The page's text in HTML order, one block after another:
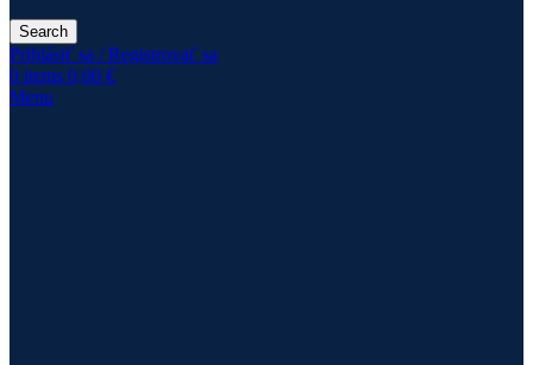
Search
Prihlásiť sa / Registrovať sa
0 items 0,00 €
Menu